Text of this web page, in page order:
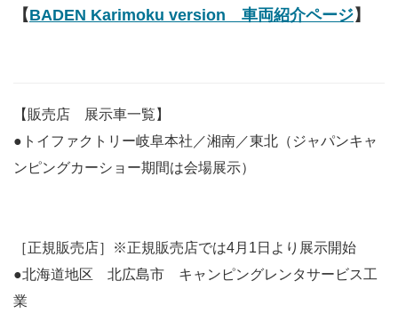
【BADEN Karimoku version 車両紹介ページ】
【販売店 展示車一覧】
●トイファクトリー岐阜本社／湘南／東北（ジャパンキャ
ンピングカーショー期間は会場展示）
［正規販売店］※正規販売店では4月1日より展示開始
●北海道地区 北広島市 キャンピングレンタサービス工
業